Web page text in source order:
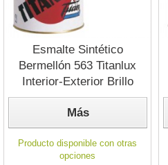
Esmalte Sintético
Bermellón 563 Titanlux
Interior-Exterior Brillo
Más
Producto disponible con otras
opciones